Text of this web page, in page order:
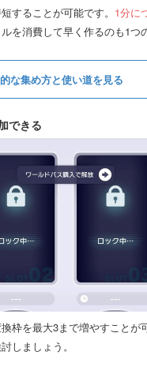
することが可能です。 1分に
を消費して早く作るのも1つ
な集め方と使い道を見る
できる
枠を最大3まで増やすことが
しましょう。